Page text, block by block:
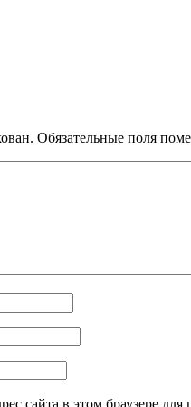
Обязательные поля
сайта в этом браузере